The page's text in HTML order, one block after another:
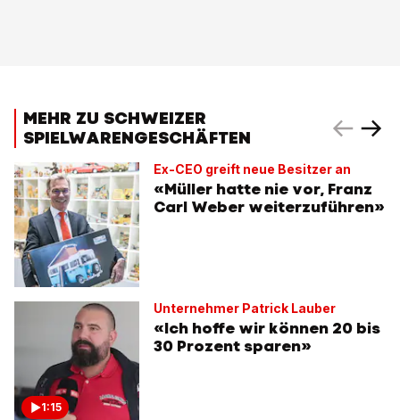
MEHR ZU SCHWEIZER
SPIELWARENGESCHÄFTEN
Ex-CEO greift neue Besitzer an
«Müller hatte nie vor, Franz
Carl Weber weiterzuführen»
1:15
Unternehmer Patrick Lauber
«Ich hoffe wir können 20 bis
30 Prozent sparen»